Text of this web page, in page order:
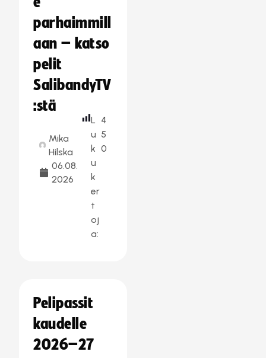
parhaimmill
aan – katso
pelit
SalibandyTV
:stä
Mika
Hilska
06.08.
2026
L
u
k
u
k
er
t
oj
a:
4
5
0
Pelipassit
kaudelle
2026–27